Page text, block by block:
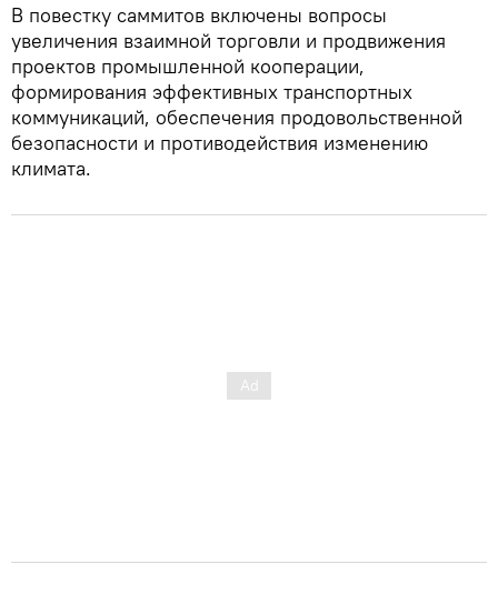
В повестку саммитов включены вопросы
увеличения взаимной торговли и продвижения
проектов промышленной кооперации,
формирования эффективных транспортных
коммуникаций, обеспечения продовольственной
безопасности и противодействия изменению
климата.